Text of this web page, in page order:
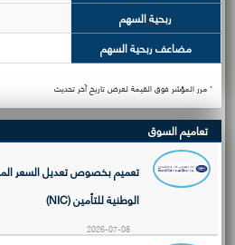
ربحية السهم
مضاعف ربحية السهم
* مرر المؤشر فوق القيمة لعرض تاريخ آخر تحديث
تعاميم السوق
تعميم بخصوص تعديل السعر
الوطنية للتأمين (NIC)
2026-07-08